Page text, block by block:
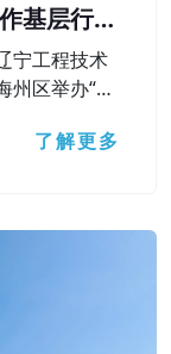
基层行活
宁工程技术
州区举办“弘
校合作向基
了解更多